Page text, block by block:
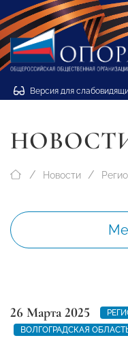
Версия для
Новости
26 Марта 2025
ВОЛГОГРАДСКАЯ